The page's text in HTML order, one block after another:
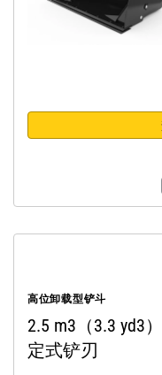
高位卸载型铲斗
2.5 m3（3.3 yd3
定式铲刃